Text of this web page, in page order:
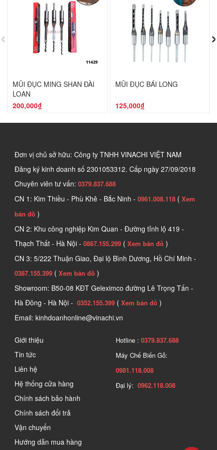
MŨI ĐỤC MING SHAN ĐÀI
LOAN
200,000₫
MŨI ĐỤC BÁI LONG
125,000₫
‹ ›
Đơn vị chủ sở hữu: Công ty TNHH VINACHI VIỆT NAM
Đăng ký kinh doanh số 2301053312. Cấp ngày 27/09/2018
Chuyên viên tư vấn: 0379.837.688
CN 1: Kim Thiều - Phù Khê - Bắc Ninh - 0961.008.118 ( Xem
bản đồ )
CN 2: Khu công nghiệp Kim Quan - Đường tỉnh lộ 419 -
Thạch Thất - Hà Nội - 0867.155.299 ( Xem bản đồ )
CN 3: 5/222 Thuận Giao, Đại lộ Bình Dương, Hồ Chí Minh -
0387.155.399 ( Xem bản đồ )
Showroom: B50-08 KĐT Geleximco đường Lê Trọng Tấn -
Hà Đông - Hà Nội - 0352.155.399 ( Xem bản đồ )
Email: kinhdoanhonline@vinachi.vn
Giới thiệu
Tin tức
Liên hệ
Hệ thống cửa hàng
Chính sách bảo hành
Chính sách đổi trả
Vận chuyển
Hướng dẫn mua hàng
Hotline : 0379.837.688
Máy Chế Biến Gỗ:
0981.118.008
Đại lý: 0962.118.008